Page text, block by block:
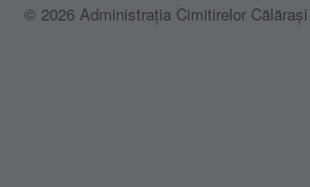
© 2026 Administraţia Cimitirelor Călărași